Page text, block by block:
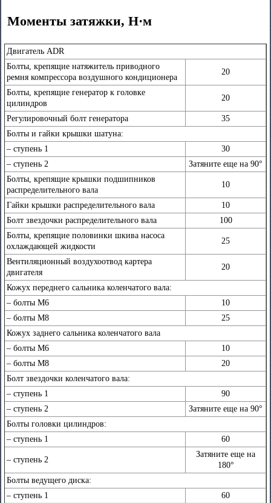
Моменты затяжки, Н·м
Двигатель ADR
Болты, крепящие натяжитель приводного
ремня компрессора воздушного кондиционера
20
Болты, крепящие генератор к головке
цилиндров
20
Регулировочный болт генератора
35
Болты и гайки крышки шатуна:
– cтупень 1
30
– cтупень 2
Затяните еще на 90°
Болты, крепящие крышки подшипников
распределительного вала
10
Гайки крышки распределительного вала
10
Болт звездочки распределительного вала
100
Болты, крепящие половинки шкива насоса
охлаждающей жидкости
25
Вентиляционный воздухоотвод картера
двигателя
20
Кожух переднего сальника коленчатого вала:
– болты М6
10
– болты М8
25
Кожух заднего сальника коленчатого вала
– болты М6
10
– болты М8
20
Болт звездочки коленчатого вала:
– cтупень 1
90
– cтупень 2
Затяните еще на 90°
Болты головки цилиндров:
– cтупень 1
60
– cтупень 2
Затяните еще на
180°
Болты ведущего диска:
– cтупень 1
60